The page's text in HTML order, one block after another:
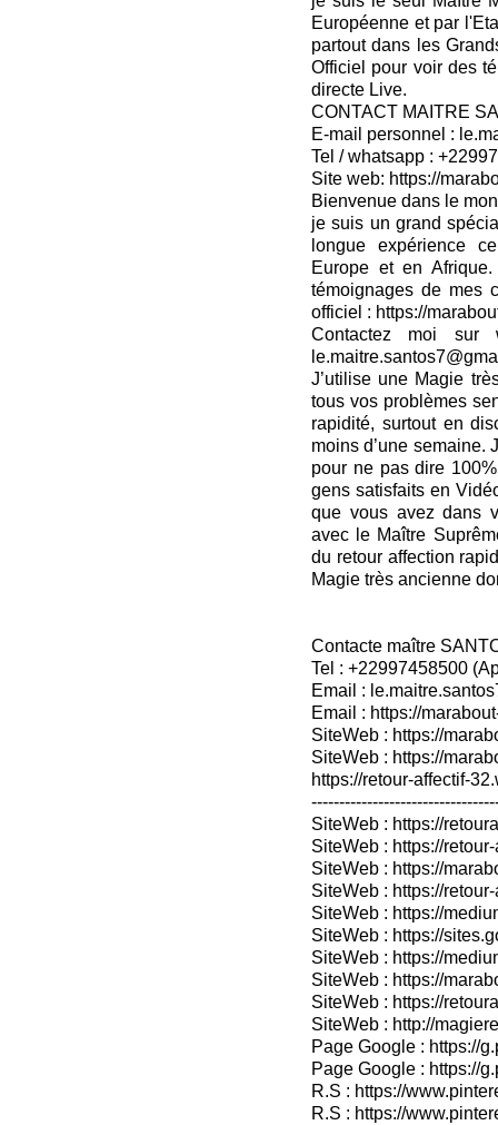
Européenne et par
partout dans les
Officiel pour voir des
directe Live.
CONTACT MAITRE
E-mail personnel :
Tel / whatsapp :
Site web: https://
Bienvenue dans le
je suis un grand
longue expérience
Europe et en
témoignages de mes
officiel : https://
Contactez moi sur
J’utilise une Magie
tous vos problèmes
rapidité, surtout en
moins d’une semaine.
pour ne pas dire
gens satisfaits en
que vous avez dans
avec le Maître
du retour affection
Magie très ancienne
Contacte maître
Tel : +22997458500
Email :
Email : https://
SiteWeb : https://
SiteWeb : https://
https://retour-affectif-
SiteWeb : https://
SiteWeb : https://
SiteWeb : https://
SiteWeb : https://
SiteWeb : https://
SiteWeb : https://
SiteWeb : https://
SiteWeb : https://
SiteWeb : https://
SiteWeb : http://
Page Google : https://
Page Google : https://
R.S : https://
R.S : https://